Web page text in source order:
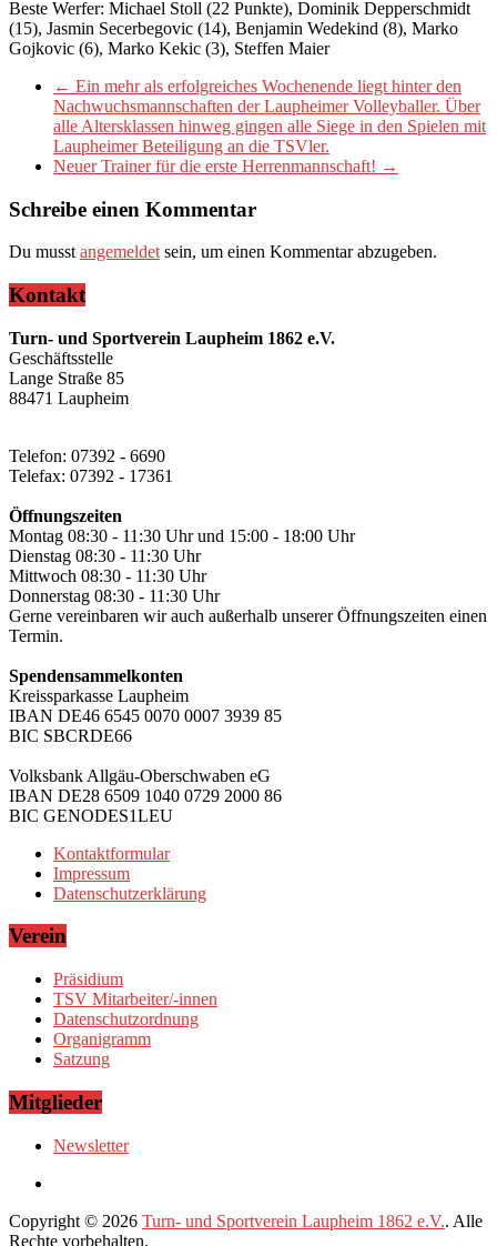
Beste Werfer: Michael Stoll (22 Punkte), Dominik Depperschmidt
(15), Jasmin Secerbegovic (14), Benjamin Wedekind (8), Marko
Gojkovic (6), Marko Kekic (3), Steffen Maier
← Ein mehr als erfolgreiches Wochenende liegt hinter den
Nachwuchsmannschaften der Laupheimer Volleyballer. Über
alle Altersklassen hinweg gingen alle Siege in den Spielen mit
Laupheimer Beteiligung an die TSVler.
Neuer Trainer für die erste Herrenmannschaft! →
Schreibe einen Kommentar
Du musst angemeldet sein, um einen Kommentar abzugeben.
Kontakt
Turn- und Sportverein Laupheim 1862 e.V.
Geschäftsstelle
Lange Straße 85
88471 Laupheim
Telefon: 07392 - 6690
Telefax: 07392 - 17361
Öffnungszeiten
Montag 08:30 - 11:30 Uhr und 15:00 - 18:00 Uhr
Dienstag 08:30 - 11:30 Uhr
Mittwoch 08:30 - 11:30 Uhr
Donnerstag 08:30 - 11:30 Uhr
Gerne vereinbaren wir auch außerhalb unserer Öffnungszeiten einen
Termin.
Spendensammelkonten
Kreissparkasse Laupheim
IBAN DE46 6545 0070 0007 3939 85
BIC SBCRDE66
Volksbank Allgäu-Oberschwaben eG
IBAN DE28 6509 1040 0729 2000 86
BIC GENODES1LEU
Kontaktformular
Impressum
Datenschutzerklärung
Verein
Präsidium
TSV Mitarbeiter/-innen
Datenschutzordnung
Organigramm
Satzung
Mitglieder
Newsletter
Copyright © 2026 Turn- und Sportverein Laupheim 1862 e.V.. Alle
Rechte vorbehalten.